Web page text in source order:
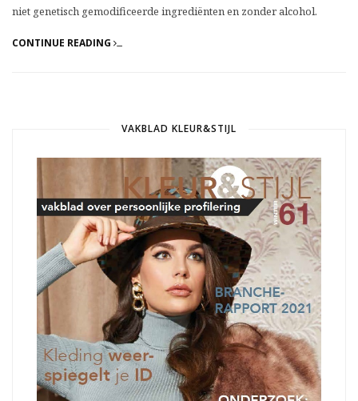
niet genetisch gemodificeerde ingrediënten en zonder alcohol.
CONTINUE READING
VAKBLAD KLEUR&STIJL